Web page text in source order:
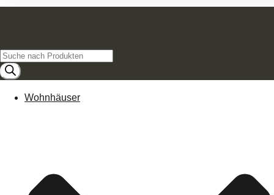
Products
search
Wohnhäuser